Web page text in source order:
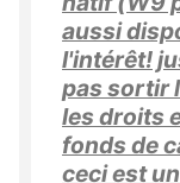
aussi
l'intérêt!
pas sortir
les droits
fonds de
ceci est